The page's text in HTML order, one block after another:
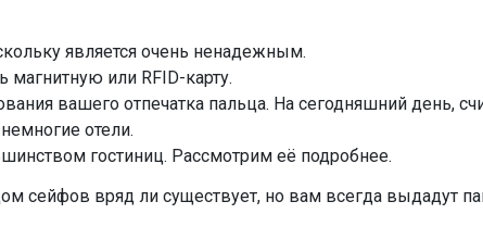
является очень ненадежным.
или RFID-карту.
вашего отпечатка пальца. На сегодняшний день,
отели.
гостиниц. Рассмотрим её подробнее.
сейфов вряд ли существует, но вам всегда выдадут